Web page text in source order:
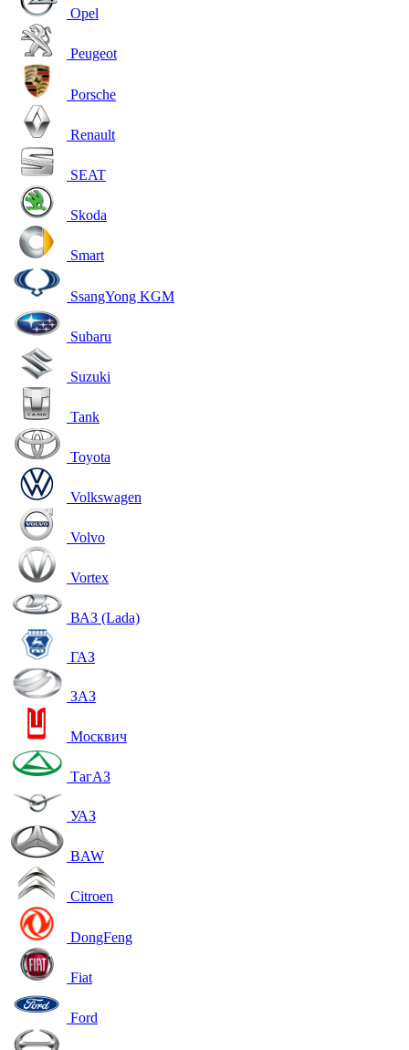
Opel
Peugeot
Porsche
Renault
SEAT
Skoda
Smart
SsangYong KGM
Subaru
Suzuki
Tank
Toyota
Volkswagen
Volvo
Vortex
ВАЗ (Lada)
ГАЗ
ЗАЗ
Москвич
ТагАЗ
УАЗ
BAW
Citroen
DongFeng
Fiat
Ford